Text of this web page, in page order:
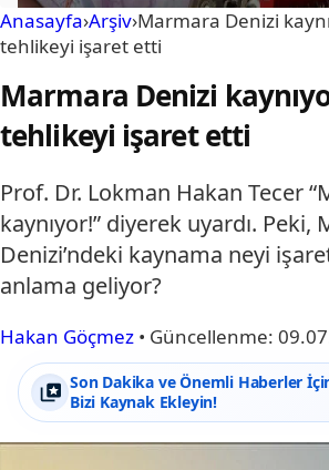
Anasayfa›Arşiv›Marmara Denizi
tehlikeyi işaret etti
Marmara Denizi
tehlikeyi işaret etti
Prof. Dr. Lokman Hakan Tecer
kaynıyor!” diyerek uyardı. Peki,
Denizi’ndeki kaynama neyi
anlama geliyor?
Hakan Göçmez • Güncellenme:
Son Dakika ve Önemli Haberler
Bizi Kaynak Ekleyin!